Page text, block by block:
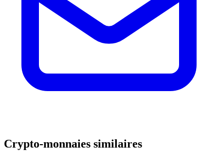
Crypto-monnaies similaires